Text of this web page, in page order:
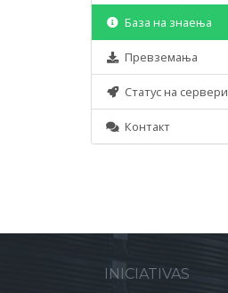
База на знаења
Превземања
Статус на сервери
Контакт
INICIATIVAS